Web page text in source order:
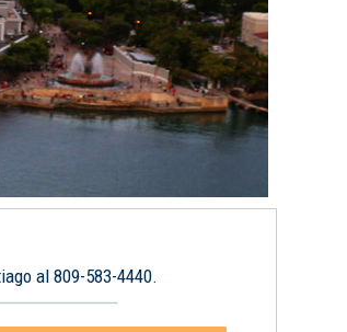
al 809-583-4440.